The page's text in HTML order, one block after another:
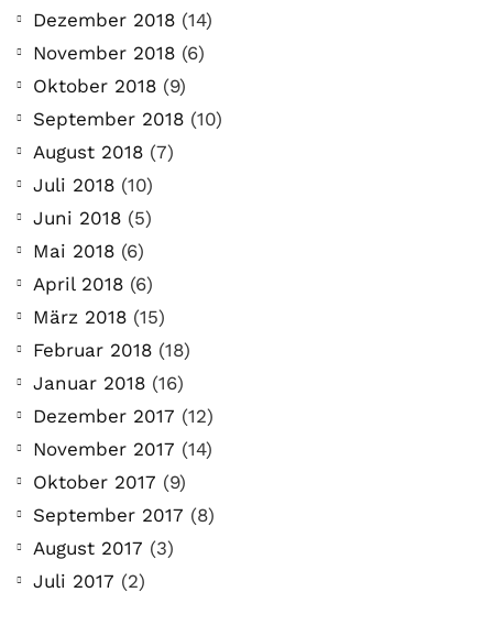
Dezember 2018 (14)
November 2018 (6)
Oktober 2018 (9)
September 2018 (10)
August 2018 (7)
Juli 2018 (10)
Juni 2018 (5)
Mai 2018 (6)
April 2018 (6)
März 2018 (15)
Februar 2018 (18)
Januar 2018 (16)
Dezember 2017 (12)
November 2017 (14)
Oktober 2017 (9)
September 2017 (8)
August 2017 (3)
Juli 2017 (2)